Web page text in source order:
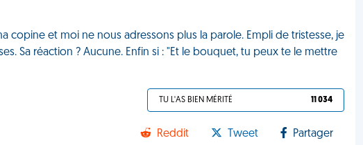
copine et moi ne nous adressons plus la parole. Empli de tristesse, je
Sa réaction ? Aucune. Enfin si : "Et le bouquet, tu peux te le mettre
TU L'AS BIEN MÉRITÉ 11 034
Reddit Tweet Partager